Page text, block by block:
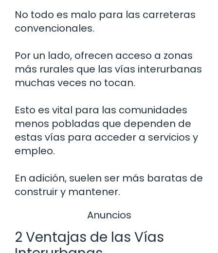
No todo es malo para las carreteras
convencionales.
Por un lado, ofrecen acceso a zonas
más rurales que las vías interurbanas
muchas veces no tocan.
Esto es vital para las comunidades
menos pobladas que dependen de
estas vías para acceder a servicios y
empleo.
En adición, suelen ser más baratas de
construir y mantener.
Anuncios
2 Ventajas de las Vías